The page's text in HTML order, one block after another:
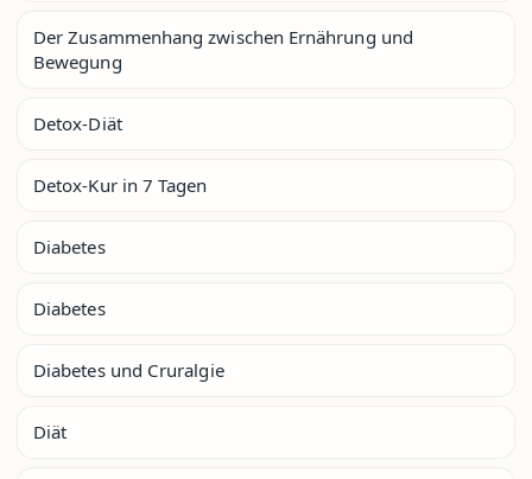
Der Zusammenhang zwischen Ernährung und
Bewegung
Detox-Diät
Detox-Kur in 7 Tagen
Diabetes
Diabetes
Diabetes und Cruralgie
Diät